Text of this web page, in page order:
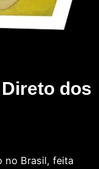
dos
no Brasil, feita